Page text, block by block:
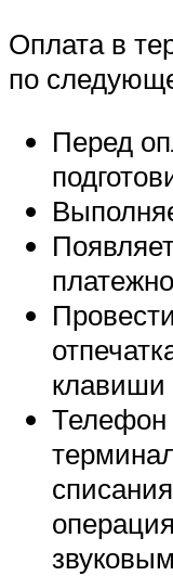
Оплата в
по
Перед
клавиши
Телефон